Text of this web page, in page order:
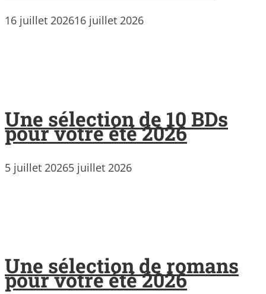
16 juillet 202616 juillet 2026
Une sélection de 10 BDs
pour votre été 2026
5 juillet 20265 juillet 2026
Une sélection de romans
pour votre été 2026